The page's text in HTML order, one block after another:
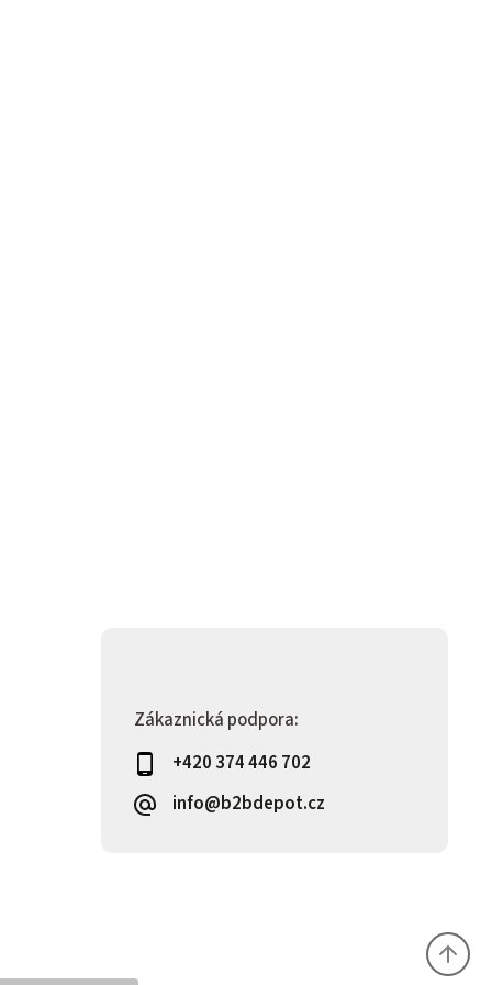
Zákaznická podpora:
+420 374 446 702
info@b2bdepot.cz